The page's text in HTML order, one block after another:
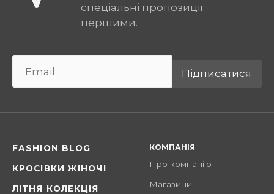
спеціальні пропозиції
першими.
Підписатися
FASHION BLOG
КРОСІВКИ ЖІНОЧІ
ЛІТНЯ КОЛЕКЦІЯ
КОМПАНІЯ
Про компанію
Магазини